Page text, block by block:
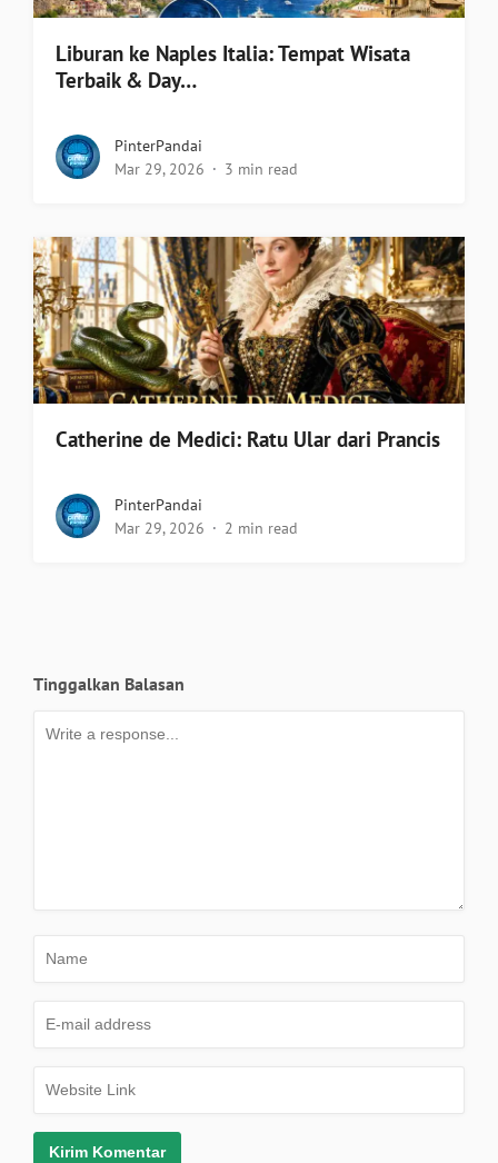
Liburan ke Naples Italia: Tempat Wisata
Terbaik & Day…
PinterPandai
Mar 29, 2026
3 min read
Catherine de Medici: Ratu Ular dari Prancis
PinterPandai
Mar 29, 2026
2 min read
Tinggalkan Balasan